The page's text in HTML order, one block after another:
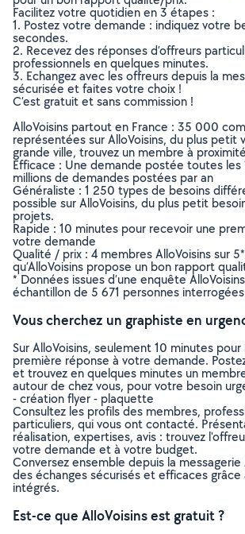
Facilitez votre quotidien en 3 étapes :
1. Postez votre demande : indiquez votre
secondes.
2. Recevez des réponses d’offreurs
professionnels en quelques minutes.
3. Echangez avec les offreurs depuis la
sécurisée et faites votre choix !
C’est gratuit et sans commission !
AlloVoisins partout en France : 35 000
représentées sur AlloVoisins, du plus petit
grande ville, trouvez un membre à
Efficace : Une demande postée toutes les
millions de demandes postées par an
Généraliste : 1 250 types de besoins
possible sur AlloVoisins, du plus petit
projets.
Rapide : 10 minutes pour recevoir une
votre demande
Qualité / prix : 4 membres AlloVoisins sur
qu’AlloVoisins propose un bon rapport
* Données issues d’une enquête
échantillon de 5 671 personnes
Vous cherchez un graphiste en
Sur AlloVoisins, seulement 10 minutes
première réponse à votre demande.
et trouvez en quelques minutes un
autour de chez vous, pour votre besoin
- création flyer - plaquette
Consultez les profils des membres,
particuliers, qui vous ont contacté.
réalisation, expertises, avis : trouvez
votre demande et à votre budget.
Conversez ensemble depuis la messagerie
des échanges sécurisés et efficaces grâce
intégrés.
Est-ce que AlloVoisins est gratuit ?